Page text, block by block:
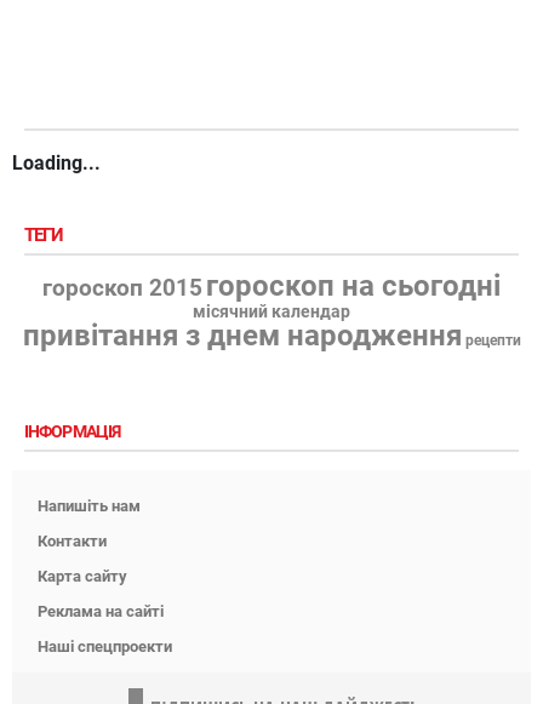
Loading...
ТЕГИ
гороскоп 2015 гороскоп на сьогодні
місячний календар
привітання з днем народження рецепти
ІНФОРМАЦІЯ
Напишіть нам
Контакти
Карта сайту
Реклама на сайті
Наші спецпроекти